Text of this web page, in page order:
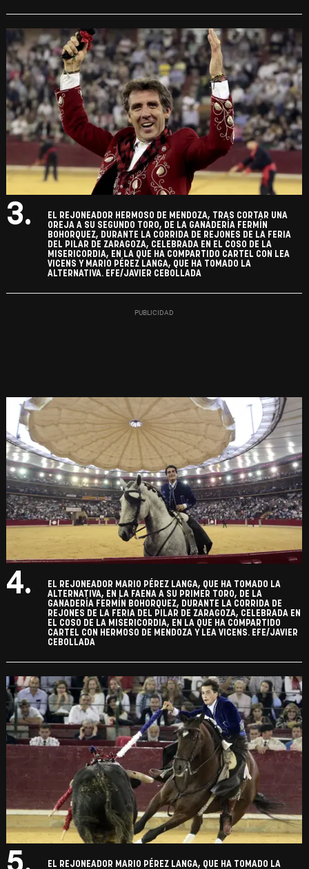
3.
EL REJONEADOR HERMOSO DE MENDOZA, TRAS CORTAR UNA
OREJA A SU SEGUNDO TORO, DE LA GANADERÍA FERMÍN
BOHORQUEZ, DURANTE LA CORRIDA DE REJONES DE LA FERIA
DEL PILAR DE ZARAGOZA, CELEBRADA EN EL COSO DE LA
MISERICORDIA, EN LA QUE HA COMPARTIDO CARTEL CON LEA
VICENS Y MARIO PÉREZ LANGA, QUE HA TOMADO LA
ALTERNATIVA. EFE/JAVIER CEBOLLADA
4.
EL REJONEADOR MARIO PÉREZ LANGA, QUE HA TOMADO LA
ALTERNATIVA, EN LA FAENA A SU PRIMER TORO, DE LA
GANADERÍA FERMÍN BOHORQUEZ, DURANTE LA CORRIDA DE
REJONES DE LA FERIA DEL PILAR DE ZARAGOZA, CELEBRADA EN
EL COSO DE LA MISERICORDIA, EN LA QUE HA COMPARTIDO
CARTEL CON HERMOSO DE MENDOZA Y LEA VICENS. EFE/JAVIER
CEBOLLADA
EL REJONEADOR MARIO PÉREZ LANGA, QUE HA TOMADO LA